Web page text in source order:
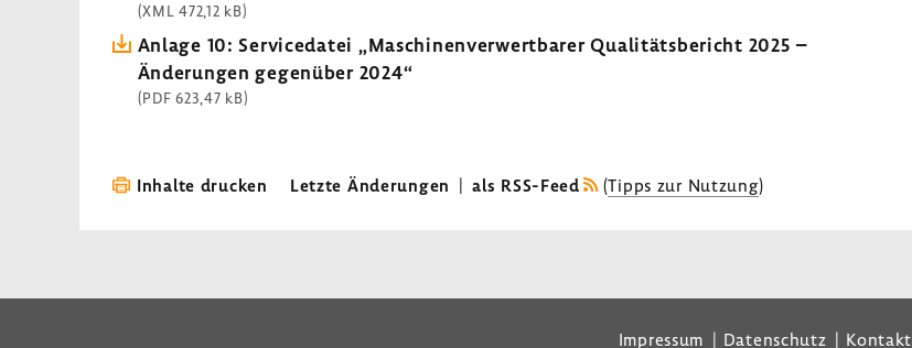
(XML 472,12 kB)
Anlage 10: Servicedatei „Maschinenverwertbarer Qualitätsbericht 2025 –
Änderungen gegenüber 2024“
(PDF 623,47 kB)
Inhalte drucken Letzte Änderungen | als RSS-Feed (Tipps zur Nutzung)
Impressum Datenschutz Kontakt